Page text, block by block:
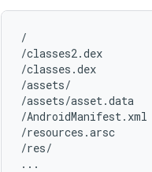
/
/classes2.dex
/classes.dex
/assets/
/assets/asset.data
/AndroidManifest.xml
/resources.arsc
/res/
...